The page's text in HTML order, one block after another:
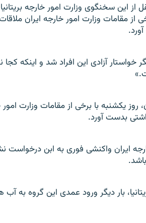
از این سخنگوی وزارت امور خارجه
از مقامات وزارت امور خارجه ايران
خواستار آزادی اين افراد شد و اينکه
روز يکشنبه با برخی از مقامات وزارت
بدست آورد.
ايران واکنشی فوری به ابن درخواست
بار ديگر ورود عمدی اين گروه به آب